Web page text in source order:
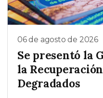
06 de agosto de 2026
Se presentó la
la
Degradados